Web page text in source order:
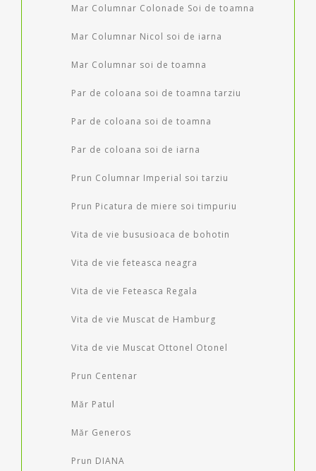
Mar Columnar Colonade Soi de toamna
Mar Columnar Nicol soi de iarna
Mar Columnar soi de toamna
Par de coloana soi de toamna tarziu
Par de coloana soi de toamna
Par de coloana soi de iarna
Prun Columnar Imperial soi tarziu
Prun Picatura de miere soi timpuriu
Vita de vie bususioaca de bohotin
Vita de vie feteasca neagra
Vita de vie Feteasca Regala
Vita de vie Muscat de Hamburg
Vita de vie Muscat Ottonel Otonel
Prun Centenar
Măr Patul
Măr Generos
Prun DIANA